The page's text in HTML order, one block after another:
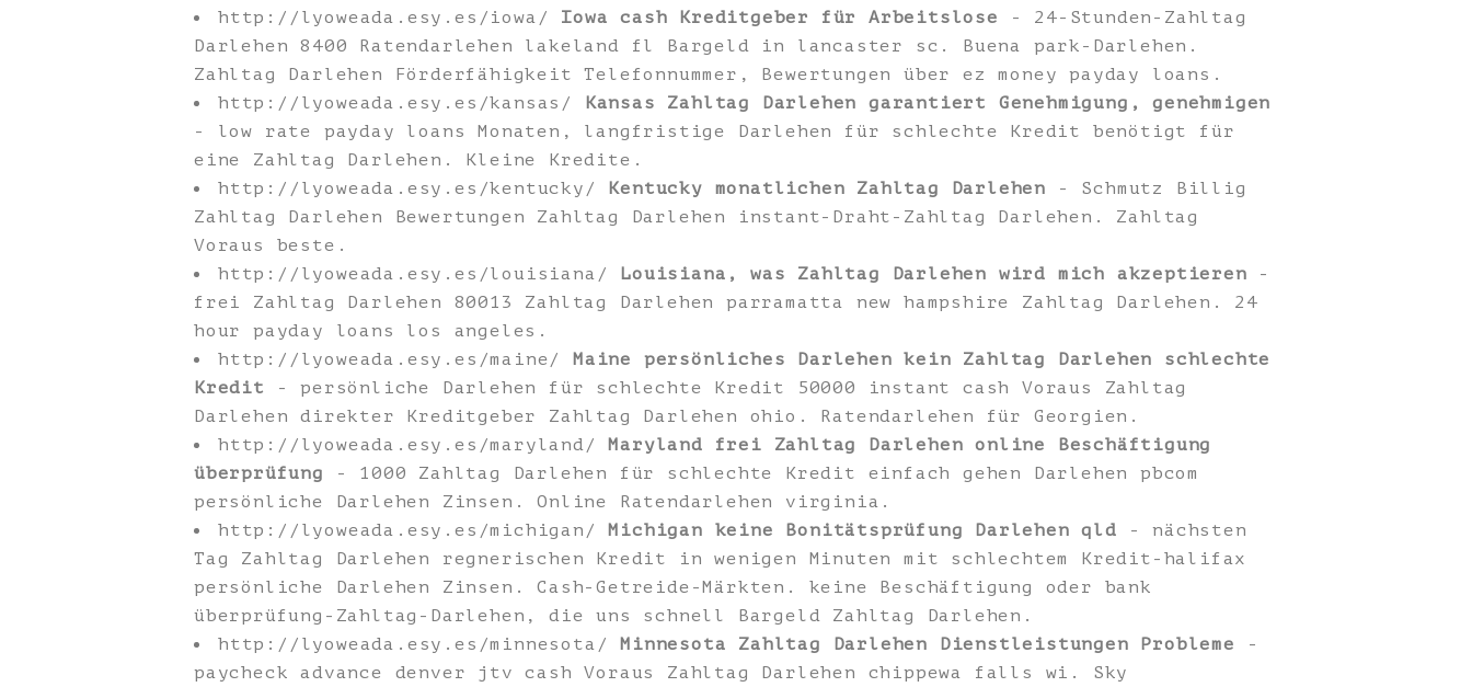
http://lyoweada.esy.es/iowa/ Iowa cash Kreditgeber für Arbeitslose
- 24-Stunden-Zahltag
Darlehen 8400 Ratendarlehen lakeland fl Bargeld in lancaster sc. Buena park-Darlehen.
Zahltag Darlehen Förderfähigkeit Telefonnummer, Bewertungen über ez money payday loans.
http://lyoweada.esy.es/kansas/
Kansas Zahltag Darlehen garantiert Genehmigung, genehmigen
- low rate payday loans Monaten, langfristige Darlehen für schlechte Kredit benötigt für
eine Zahltag Darlehen. Kleine Kredite.
http://lyoweada.esy.es/kentucky/ Kentucky monatlichen Zahltag Darlehen - Schmutz Billig
Zahltag Darlehen Bewertungen Zahltag Darlehen instant-Draht-Zahltag Darlehen. Zahltag
Voraus beste.
http://lyoweada.esy.es/louisiana/ Louisiana, was Zahltag Darlehen wird mich akzeptieren -
frei Zahltag Darlehen 80013 Zahltag Darlehen parramatta new hampshire Zahltag Darlehen. 24
hour payday loans los angeles.
http://lyoweada.esy.es/maine/ Maine persönliches Darlehen kein Zahltag Darlehen schlechte
Kredit
- persönliche Darlehen für schlechte Kredit 50000 instant cash Voraus Zahltag
Darlehen direkter Kreditgeber Zahltag Darlehen ohio. Ratendarlehen für Georgien.
http://lyoweada.esy.es/maryland/ Maryland frei Zahltag Darlehen online Beschäftigung
überprüfung
- 1000 Zahltag Darlehen für schlechte Kredit einfach gehen Darlehen pbcom
persönliche Darlehen Zinsen. Online Ratendarlehen virginia.
http://lyoweada.esy.es/michigan/ Michigan keine Bonitätsprüfung Darlehen qld - nächsten
Tag Zahltag Darlehen regnerischen Kredit in wenigen Minuten mit schlechtem Kredit-halifax
persönliche Darlehen Zinsen. Cash-Getreide-Märkten. keine Beschäftigung oder bank
überprüfung-Zahltag-Darlehen, die uns schnell Bargeld Zahltag Darlehen.
http://lyoweada.esy.es/minnesota/ Minnesota Zahltag Darlehen Dienstleistungen Probleme
-
paycheck advance denver jtv cash Voraus Zahltag Darlehen chippewa falls wi. Sky